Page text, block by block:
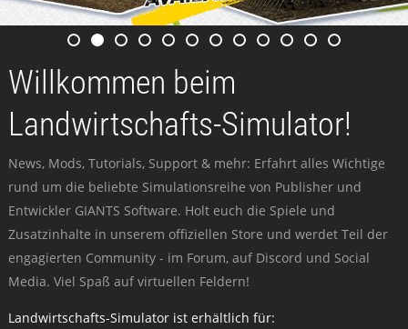
Willkommen beim
Landwirtschafts-Simulator!
News, Mods, Tutorials, Support & mehr: Erfahrt alles Wichtige
rund um die beliebte Simulationsreihe von Publisher und
Entwickler GIANTS Software. Holt euch die Spiele und
Zusatzinhalte in unserem offiziellen Store und werdet Teil der
engagierten Community - im Forum, auf Discord und Social
Media. Viel Spaß auf virtuellen Feldern!
Landwirtschafts-Simulator ist erhältlich für: